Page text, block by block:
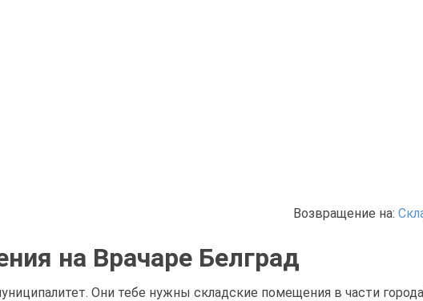
Возвращение на:
на Врачаре Белград
Они тебе нужны складские помещения в части